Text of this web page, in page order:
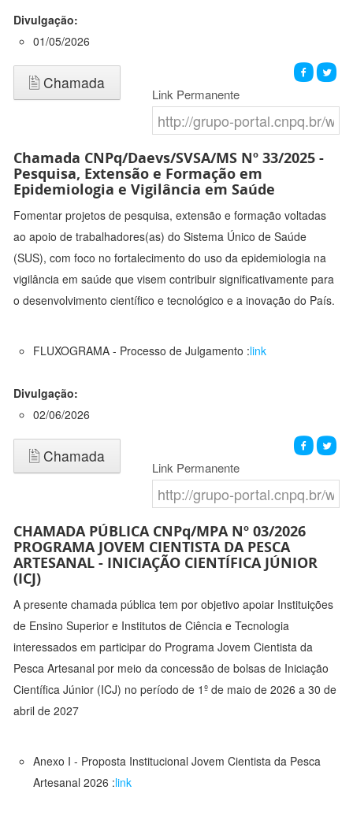
Divulgação:
01/05/2026
Chamada
Link Permanente
Chamada CNPq/Daevs/SVSA/MS Nº 33/2025 -
Pesquisa, Extensão e Formação em
Epidemiologia e Vigilância em Saúde
Fomentar projetos de pesquisa, extensão e formação voltadas
ao apoio de trabalhadores(as) do Sistema Único de Saúde
(SUS), com foco no fortalecimento do uso da epidemiologia na
vigilância em saúde que visem contribuir significativamente para
o desenvolvimento científico e tecnológico e a inovação do País.
FLUXOGRAMA - Processo de Julgamento :link
Divulgação:
02/06/2026
Chamada
Link Permanente
CHAMADA PÚBLICA CNPq/MPA Nº 03/2026
PROGRAMA JOVEM CIENTISTA DA PESCA
ARTESANAL - INICIAÇÃO CIENTÍFICA JÚNIOR
(ICJ)
A presente chamada pública tem por objetivo apoiar Instituições
de Ensino Superior e Institutos de Ciência e Tecnologia
interessados em participar do Programa Jovem Cientista da
Pesca Artesanal por meio da concessão de bolsas de Iniciação
Científica Júnior (ICJ) no período de 1º de maio de 2026 a 30 de
abril de 2027
Anexo I - Proposta Institucional Jovem Cientista da Pesca
Artesanal 2026 :link